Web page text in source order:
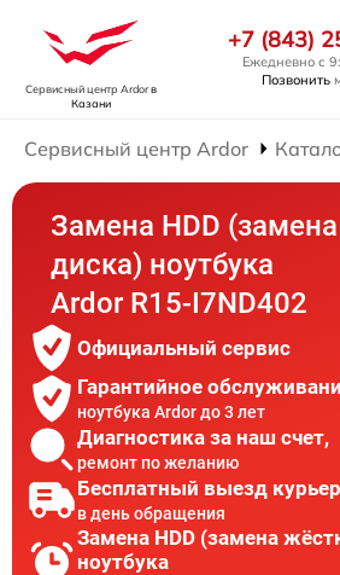
Сервисный центр Ardorв
Казани
+7 (843)
Ежедневно с
Позвонить
Сервисный центр Ardor
Замена HDD
диска) ноутбука
Ardor R15-I7ND402
Официальный сервис
Гарантийное
ноутбука Ardor до 3 лет
Диагностика за наш счет,
ремонт по желанию
Бесплатный выезд
в день обращения
Замена HDD (замена
ноутбука